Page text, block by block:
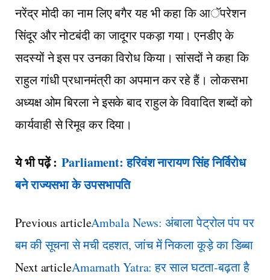
नरेंद्र मोदी का नाम लिए बगैर यह भी कहा कि आॅपरेशन
सिंदूर और नोटबंदी का जादूगर पकड़ा गया। एनडीए के
सदस्यों ने इस पर उनका विरोध किया। सांसदों ने कहा कि
राहुल गांधी प्रधानमंत्री का अपमान कर रहे हैं। लोकसभा
अध्यक्ष ओम बिरला ने इसके बाद राहुल के विवादित शब्दों को
कार्यवाही से रिमूव कर दिया।
ये भी पढ़ें :Parliament: हरिवंश नारायण सिंह निर्विरोध
बने राज्यसभा के उपसभापति
Previous articleAmbala News: अंबाला पेट्रोल पंप पर
बम की सूचना से मची दहशत, जांच में निकला कूड़े का डिब्बा
Next articleAmarnath Yatra: हर साल घटता-बढ़ता है